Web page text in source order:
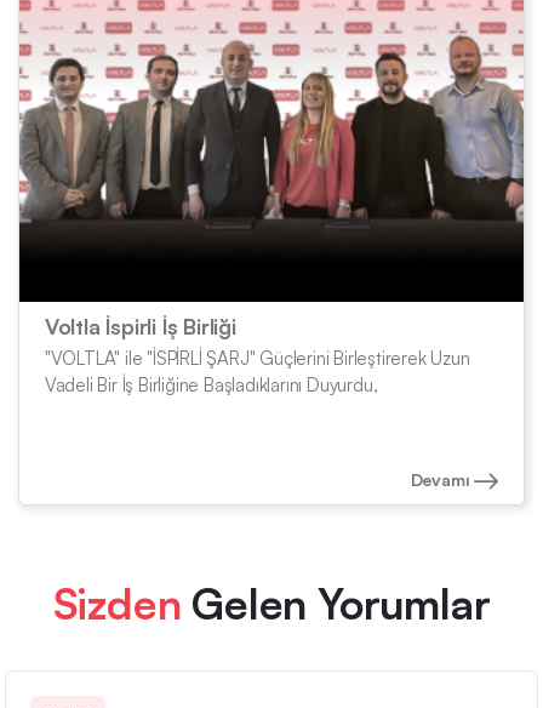
Voltla İspirli İş Birliği
"VOLTLA" ile "İSPİRLİ ŞARJ" Güçlerini Birleştirerek Uzun
Vadeli Bir İş Birliğine Başladıklarını Duyurdu,
Devamı
Sizden Gelen Yorumlar